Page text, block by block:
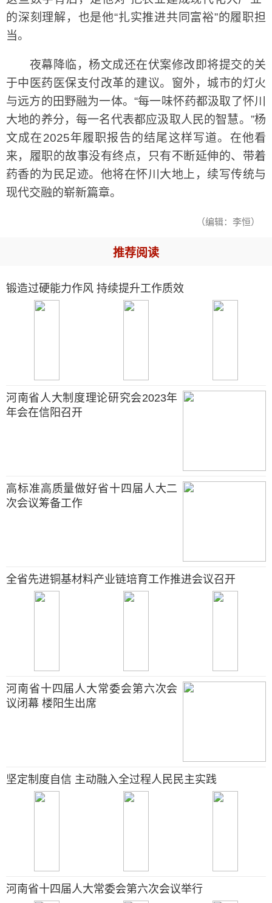
的深刻理解，也是他“扎实推进共同富裕”的履职担
当。
夜幕降临，杨文成还在伏案修改即将提交的关
于中医药医保支付改革的建议。窗外，城市的灯火
与远方的田野融为一体。“每一味怀药都汲取了怀川
大地的养分，每一名代表都应汲取人民的智慧。”杨
文成在2025年履职报告的结尾这样写道。在他看
来，履职的故事没有终点，只有不断延伸的、带着
药香的为民足迹。他将在怀川大地上，续写传统与
现代交融的崭新篇章。
（编辑：李恒）
推荐阅读
锻造过硬能力作风 持续提升工作质效
河南省人大制度理论研究会2023年
年会在信阳召开
高标准高质量做好省十四届人大二
次会议筹备工作
全省先进铜基材料产业链培育工作推进会议召开
河南省十四届人大常委会第六次会
议闭幕 楼阳生出席
坚定制度自信 主动融入全过程人民民主实践
河南省十四届人大常委会第六次会议举行